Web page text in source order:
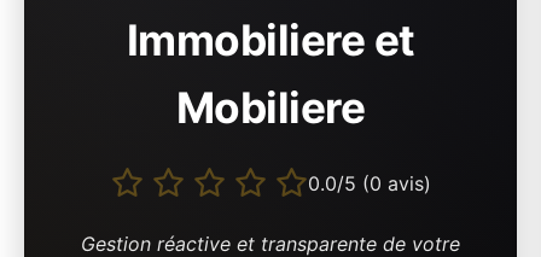
Immobiliere et
Mobiliere
0.0/5 (0 avis)
Gestion réactive et transparente de votre